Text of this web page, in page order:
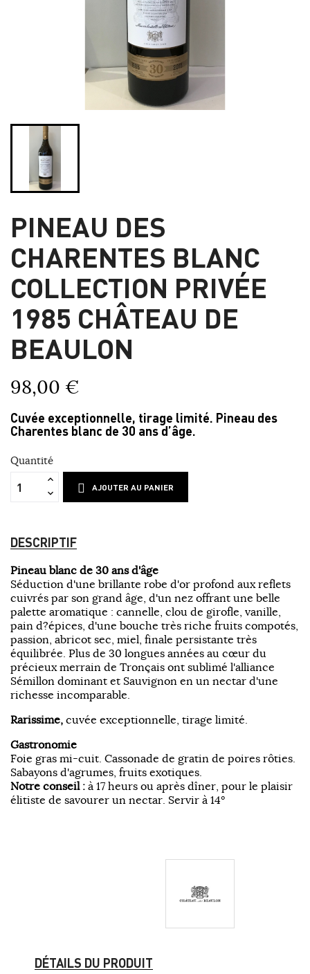
PINEAU DES
CHARENTES BLANC
COLLECTION PRIVÉE
1985 CHÂTEAU DE
BEAULON
98,00 €
Cuvée exceptionnelle, tirage limité. Pineau des
Charentes blanc de 30 ans d’âge.
Quantité
AJOUTER AU PANIER
DESCRIPTIF
Pineau blanc de 30 ans d'âge
Séduction d'une brillante robe d'or profond aux reflets
cuivrés par son grand âge, d'un nez offrant une belle
palette aromatique : cannelle, clou de girofle, vanille,
pain d?épices, d'une bouche très riche fruits compotés,
passion, abricot sec, miel, finale persistante très
équilibrée. Plus de 30 longues années au cœur du
précieux merrain de Tronçais ont sublimé l'alliance
Sémillon dominant et Sauvignon en un nectar d'une
richesse incomparable.
Rarissime, cuvée exceptionnelle, tirage limité.
Gastronomie
Foie gras mi-cuit. Cassonade de gratin de poires rôties.
Sabayons d'agrumes, fruits exotiques.
Notre conseil : à 17 heurs ou après dîner, pour le plaisir
élitiste de savourer un nectar. Servir à 14°
DÉTAILS DU PRODUIT